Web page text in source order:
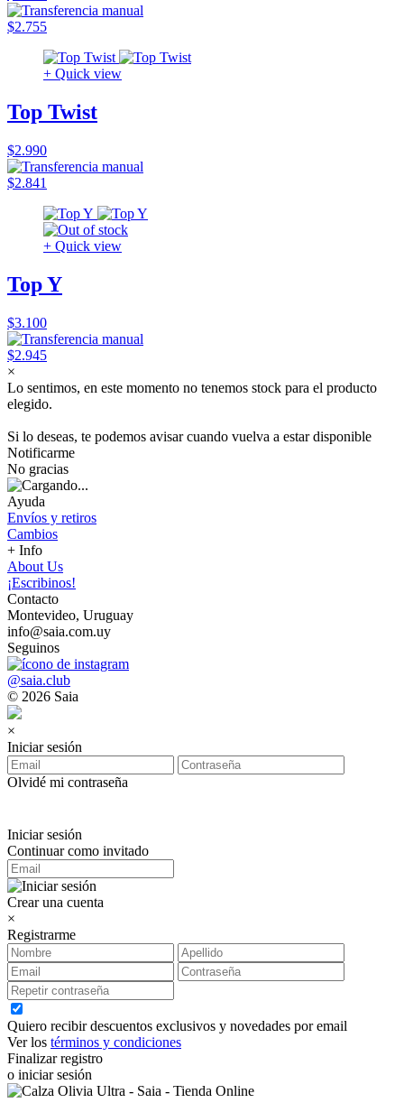
$2.755
+ Quick view
Top Twist
$2.990
$2.841
+ Quick view
Top Y
$3.100
$2.945
×
Lo sentimos, en este momento no tenemos stock para el producto
elegido.
Si lo deseas, te podemos avisar cuando vuelva a estar disponible
Notificarme
No gracias
Ayuda
Envíos y retiros
Cambios
+ Info
About Us
¡Escribinos!
Contacto
Montevideo, Uruguay
info@saia.com.uy
Seguinos
@saia.club
© 2026 Saia
×
Iniciar sesión
Olvidé mi contraseña
Iniciar sesión
Continuar como invitado
Crear una cuenta
×
Registrarme
Quiero recibir descuentos exclusivos y novedades por email
Ver los términos y condiciones
Finalizar registro
o iniciar sesión